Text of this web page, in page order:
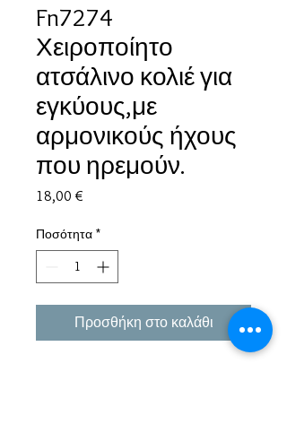
Fn7274
Χειροποίητο
ατσάλινο κολιέ για
εγκύους,με
αρμονικούς ήχους
που ηρεμούν.
18,00 €
Ποσότητα *
Προσθήκη στο καλάθι